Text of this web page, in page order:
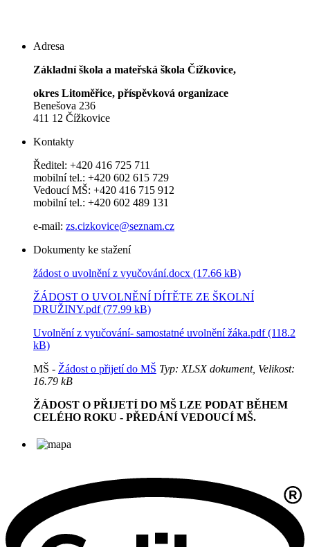
Adresa
Základní škola a mateřská škola Čížkovice,
okres Litoměřice, příspěvková organizace
Benešova 236
411 12 Čížkovice
Kontakty
Ředitel: +420 416 725 711
mobilní tel.: +420 602 615 729
Vedoucí MŠ: +420 416 715 912
mobilní tel.: +420 602 489 131
e-mail: zs.cizkovice@seznam.cz
Dokumenty ke stažení
žádost o uvolnění z vyučování.docx (17.66 kB)
ŽÁDOST O UVOLNĚNÍ DÍTĚTE ZE ŠKOLNÍ
DRUŽINY.pdf (77.99 kB)
Uvolnění z vyučování- samostatné uvolnění žáka.pdf (118.2
kB)
MŠ - Žádost o přijetí do MŠ Typ: XLSX dokument, Velikost:
16.79 kB
ŽÁDOST O PŘIJETÍ DO MŠ LZE PODAT BĚHEM
CELÉHO ROKU - PŘEDÁNÍ VEDOUCÍ MŠ.